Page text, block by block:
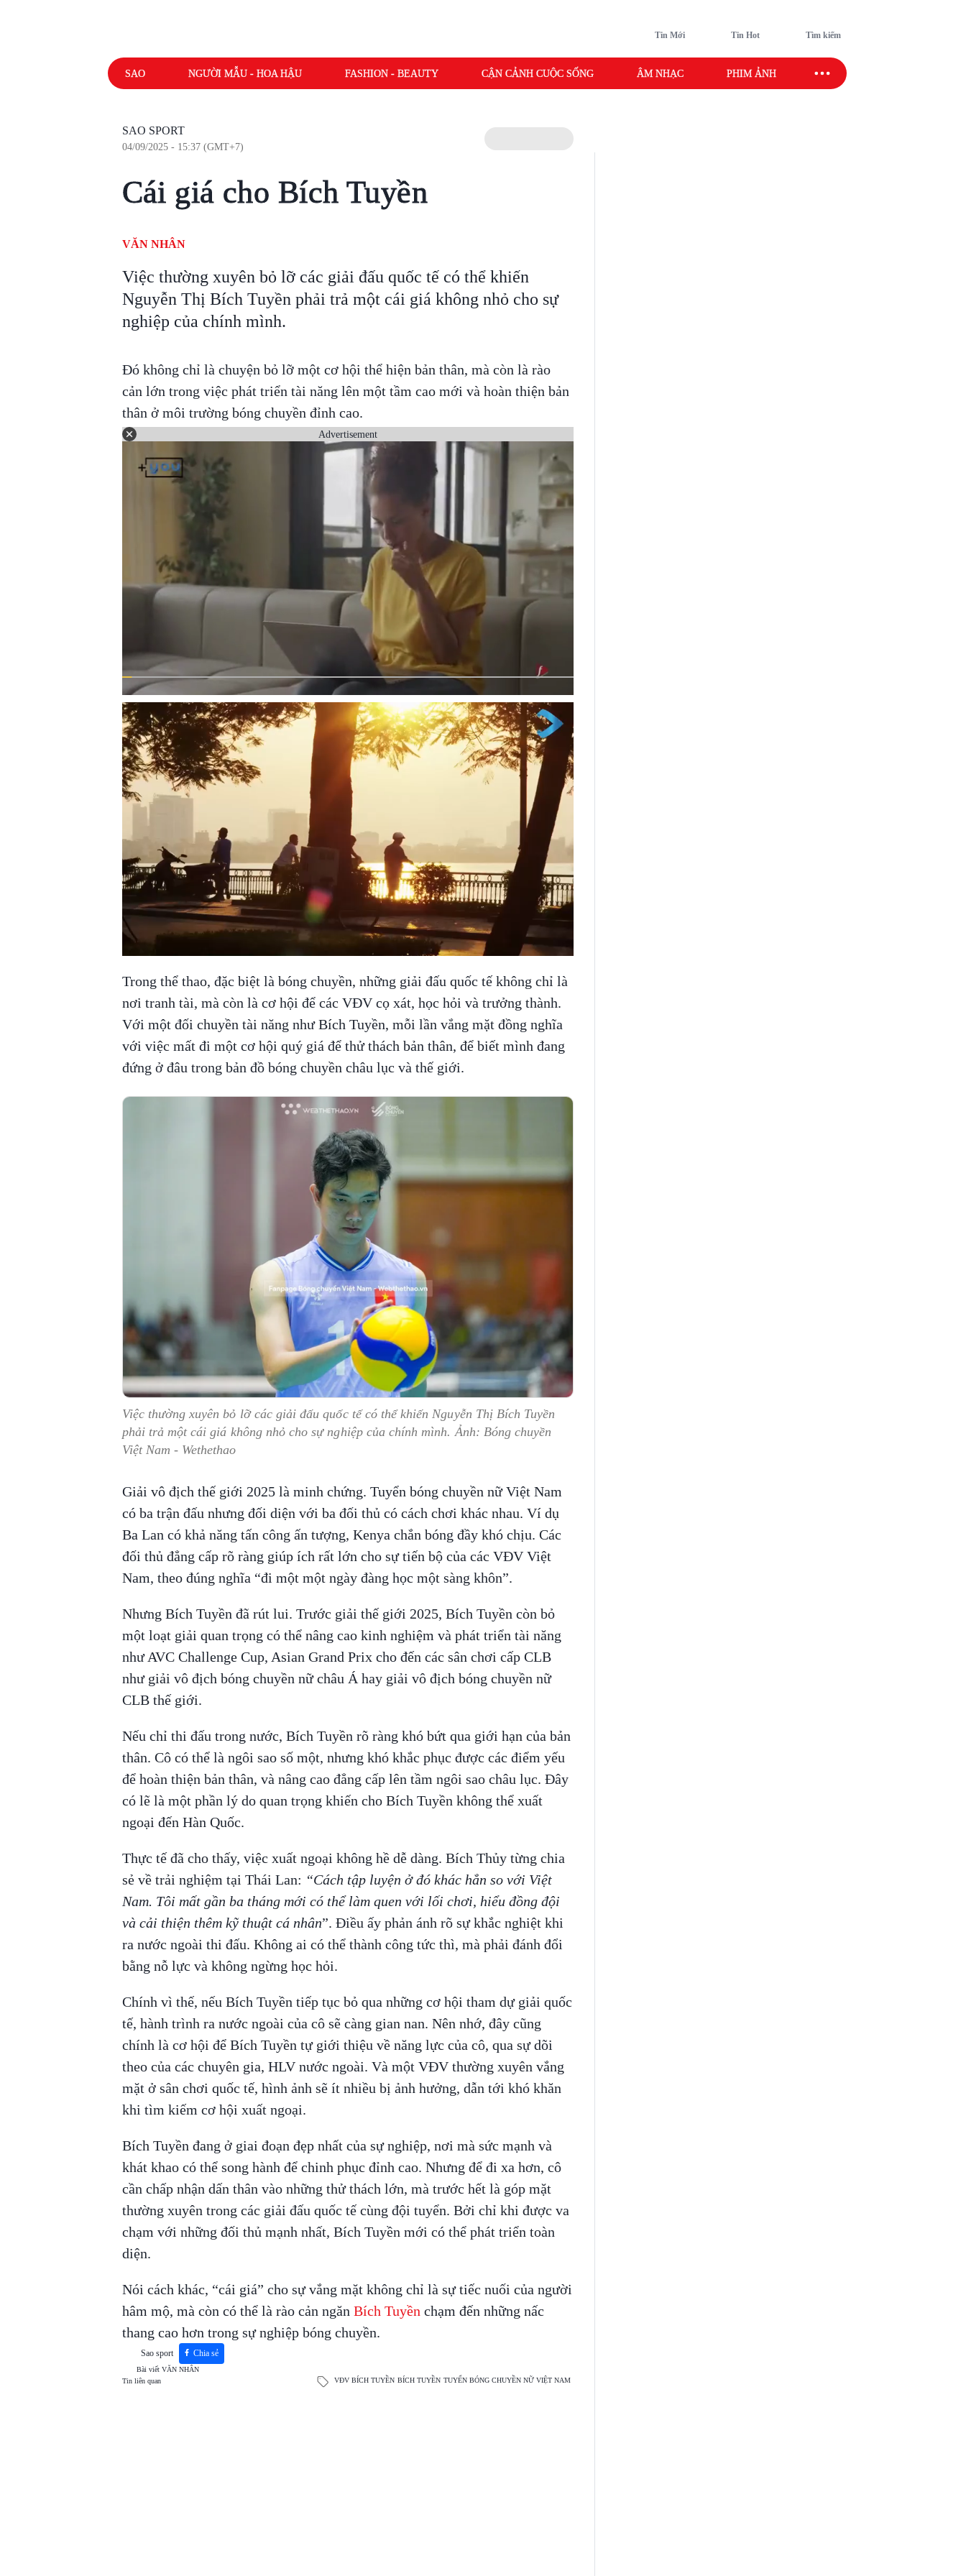
Tin Mới Tin Hot Tìm kiếm
SAO NGƯỜI MẪU - HOA HẬU FASHION - BEAUTY CẬN CẢNH CUỘC SỐNG ÂM NHẠC PHIM ẢNH SAO SPORT
SAO SPORT
04/09/2025 - 15:37 (GMT+7)
Cái giá cho Bích Tuyền
VĂN NHÂN
Việc thường xuyên bỏ lỡ các giải đấu quốc tế có thể khiến
Nguyễn Thị Bích Tuyền phải trả một cái giá không nhỏ cho sự
nghiệp của chính mình.
Đó không chỉ là chuyện bỏ lỡ một cơ hội thể hiện bản thân, mà còn là rào
cản lớn trong việc phát triển tài năng lên một tầm cao mới và hoàn thiện bản
thân ở môi trường bóng chuyền đỉnh cao.
Advertisement
Trong thể thao, đặc biệt là bóng chuyền, những giải đấu quốc tế không chỉ là
nơi tranh tài, mà còn là cơ hội để các VĐV cọ xát, học hỏi và trưởng thành.
Với một đối chuyền tài năng như Bích Tuyền, mỗi lần vắng mặt đồng nghĩa
với việc mất đi một cơ hội quý giá để thử thách bản thân, để biết mình đang
đứng ở đâu trong bản đồ bóng chuyền châu lục và thế giới.
Việc thường xuyên bỏ lỡ các giải đấu quốc tế có thể khiến Nguyễn Thị Bích Tuyền
phải trả một cái giá không nhỏ cho sự nghiệp của chính mình. Ảnh: Bóng chuyền
Việt Nam - Wethethao
Giải vô địch thế giới 2025 là minh chứng. Tuyển bóng chuyền nữ Việt Nam
có ba trận đấu nhưng đối diện với ba đối thủ có cách chơi khác nhau. Ví dụ
Ba Lan có khả năng tấn công ấn tượng, Kenya chắn bóng đầy khó chịu. Các
đối thủ đẳng cấp rõ ràng giúp ích rất lớn cho sự tiến bộ của các VĐV Việt
Nam, theo đúng nghĩa “đi một một ngày đàng học một sàng khôn”.
Nhưng Bích Tuyền đã rút lui. Trước giải thế giới 2025, Bích Tuyền còn bỏ
một loạt giải quan trọng có thể nâng cao kinh nghiệm và phát triển tài năng
như AVC Challenge Cup, Asian Grand Prix cho đến các sân chơi cấp CLB
như giải vô địch bóng chuyền nữ châu Á hay giải vô địch bóng chuyền nữ
CLB thế giới.
Nếu chỉ thi đấu trong nước, Bích Tuyền rõ ràng khó bứt qua giới hạn của bản
thân. Cô có thể là ngôi sao số một, nhưng khó khắc phục được các điểm yếu
để hoàn thiện bản thân, và nâng cao đẳng cấp lên tầm ngôi sao châu lục. Đây
có lẽ là một phần lý do quan trọng khiến cho Bích Tuyền không thể xuất
ngoại đến Hàn Quốc.
Thực tế đã cho thấy, việc xuất ngoại không hề dễ dàng. Bích Thủy từng chia
sẻ về trải nghiệm tại Thái Lan: “Cách tập luyện ở đó khác hẳn so với Việt
Nam. Tôi mất gần ba tháng mới có thể làm quen với lối chơi, hiểu đồng đội
và cải thiện thêm kỹ thuật cá nhân”. Điều ấy phản ánh rõ sự khắc nghiệt khi
ra nước ngoài thi đấu. Không ai có thể thành công tức thì, mà phải đánh đổi
bằng nỗ lực và không ngừng học hỏi.
Chính vì thế, nếu Bích Tuyền tiếp tục bỏ qua những cơ hội tham dự giải quốc
tế, hành trình ra nước ngoài của cô sẽ càng gian nan. Nên nhớ, đây cũng
chính là cơ hội để Bích Tuyền tự giới thiệu về năng lực của cô, qua sự dõi
theo của các chuyên gia, HLV nước ngoài. Và một VĐV thường xuyên vắng
mặt ở sân chơi quốc tế, hình ảnh sẽ ít nhiều bị ảnh hưởng, dẫn tới khó khăn
khi tìm kiếm cơ hội xuất ngoại.
Bích Tuyền đang ở giai đoạn đẹp nhất của sự nghiệp, nơi mà sức mạnh và
khát khao có thể song hành để chinh phục đỉnh cao. Nhưng để đi xa hơn, cô
cần chấp nhận dấn thân vào những thử thách lớn, mà trước hết là góp mặt
thường xuyên trong các giải đấu quốc tế cùng đội tuyển. Bởi chỉ khi được va
chạm với những đối thủ mạnh nhất, Bích Tuyền mới có thể phát triển toàn
diện.
Nói cách khác, “cái giá” cho sự vắng mặt không chỉ là sự tiếc nuối của người
hâm mộ, mà còn có thể là rào cản ngăn Bích Tuyền chạm đến những nấc
thang cao hơn trong sự nghiệp bóng chuyền.
Sao sport Chia sẻ
Bài viết VĂN NHÂN
Tin liên quan
VĐV BÍCH TUYỀN BÍCH TUYỀN TUYỂN BÓNG CHUYỀN NỮ VIỆT NAM